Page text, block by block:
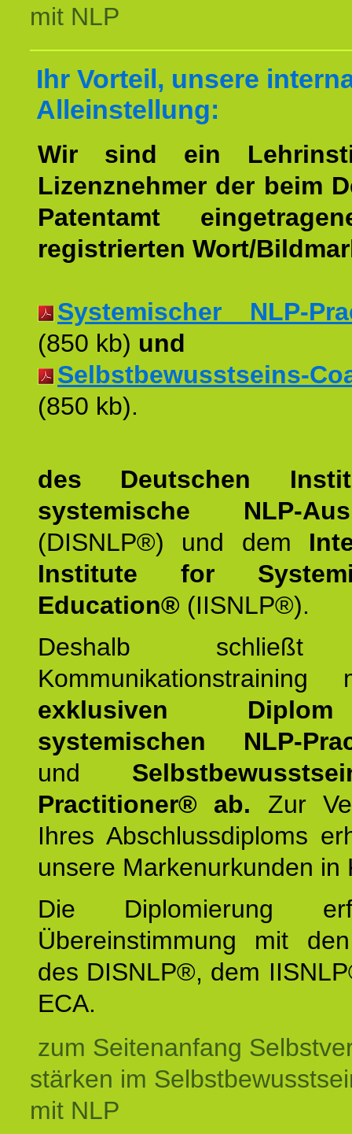
mit NLP
Ihr Vorteil, unsere
Alleinstellung:
Wir sind ein
Lizenznehmer der beim
Patentamt
registrierten Wort/
Systemischer NLP-
(850 kb) und
Selbstbewusstseins-
(850 kb).
des Deutschen
systemische NLP-
(DISNLP®) und dem
Institute for
Education® (IISNLP®).
Deshalb schließt
exklusiven
systemischen NLP-
und
Practitioner® ab. Zur
Ihres Abschlussdiploms
unsere Markenurkunden in
Die Diplomierung
Übereinstimmung mit
des DISNLP®, dem
ECA.
zum Seitenanfang
stärken im
mit NLP